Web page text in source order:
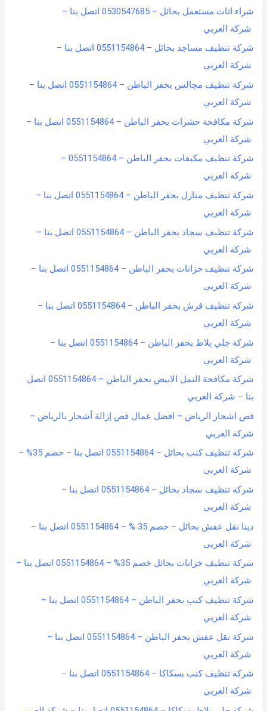
شراء اثاث مستعمل بحائل – 0530547685 اتصل بنا –
شركة العربي
شركة تنظيف مساجد بحائل – 0551154864 اتصل بنا –
شركة العربي
شركة تنظيف مجالس بحفر الباطن – 0551154864 اتصل بنا –
شركة العربي
شركة مكافحة حشرات بحفر الباطن – 0551154864 اتصل بنا –
شركة العربي
شركة تنظيف مكيفات بحفر الباطن – 0551154864 –
شركة العربي
شركة تنظيف منازل بحفر الباطن – 0551154864 اتصل بنا –
شركة العربي
شركة تنظيف سجاد بحفر الباطن – 0551154864 اتصل بنا –
شركة العربي
شركة تنظيف خزانات بحفر الباطن – 0551154864 اتصل بنا –
شركة العربي
شركة تنظيف فرش بحفر الباطن – 0551154864 اتصل بنا –
شركة العربي
شركة جلي بلاط بحفر الباطن – 0551154864 اتصل بنا –
شركة العربي
شركة مكافحة النمل الابيض بحفر الباطن – 0551154864 اتصل
بنا – شركة العربي
قص اشجار الرياض – افضل عمال قص إزالة أشجار بالرياض –
شركة العربي
شركة تنظيف كنب بحائل – 0551154864 اتصل بنا – خصم 35% –
شركة العربي
شركة تنظيف سجاد بحائل – 0551154864 اتصل بنا –
شركة العربي
دينا نقل عفش بحائل – خصم 35 % – 0551154864 اتصل بنا –
شركة العربي
شركة تنظيف خزانات بحائل خصم 35% – 0551154864 اتصل بنا –
شركة العربي
شركة تنظيف كنب بحفر الباطن – 0551154864 اتصل بنا –
شركة العربي
شركة نقل عفش بحفر الباطن – 0551154864 اتصل بنا –
شركة العربي
شركة تنظيف كنب بسكاكا – 0551154864 اتصل بنا –
شركة العربي